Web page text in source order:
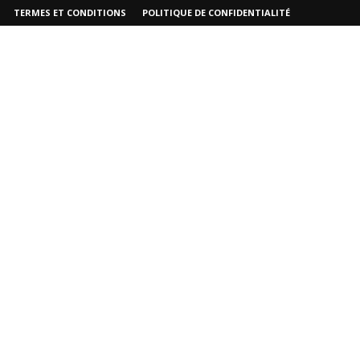
TERMES ET CONDITIONS POLITIQUE DE CONFIDENTIALITÉ